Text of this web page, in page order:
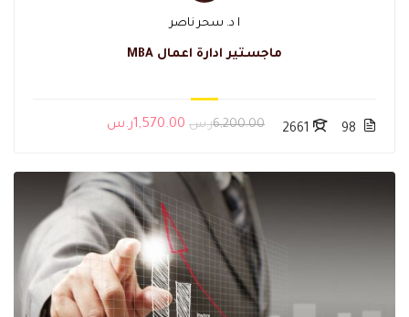
ا د. سحر ناصر
ماجستير ادارة اعمال MBA
98
2661 6,200.00ر.س 1,570.00ر.س